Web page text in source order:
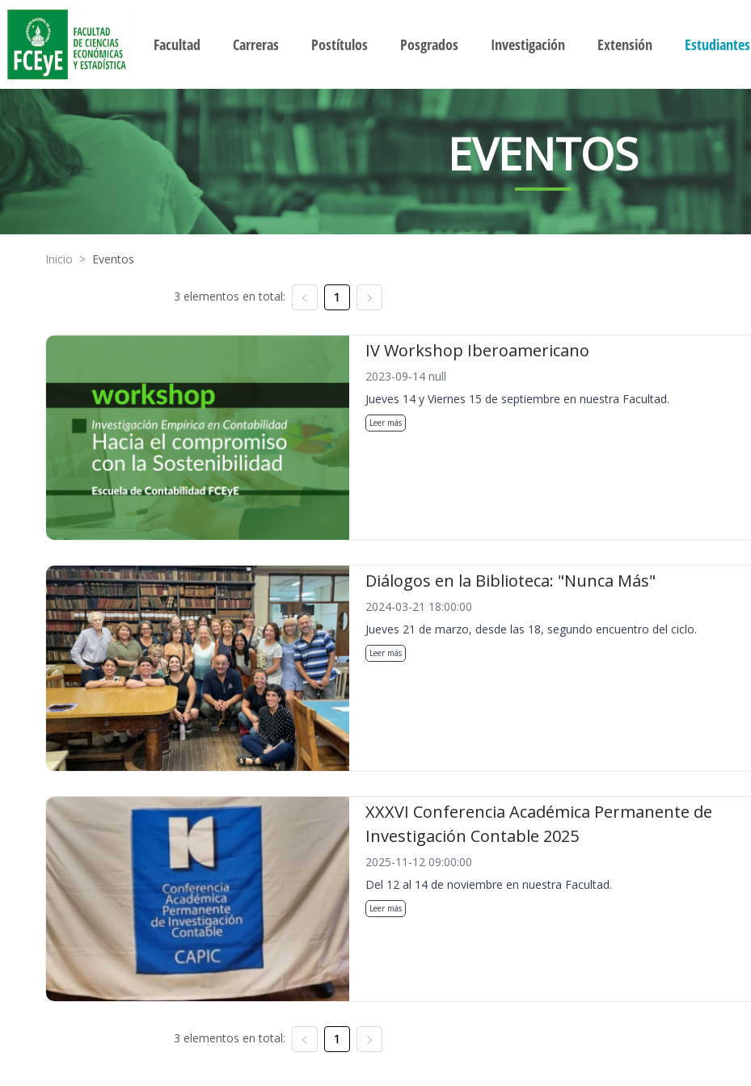
Facultad Carreras Postítulos Posgrados Investigación Extensión Estudiantes
EVENTOS
Inicio > Eventos
3 elementos en total: 1
IV Workshop Iberoamericano
2023-09-14 null
Jueves 14 y Viernes 15 de septiembre en nuestra Facultad.
Leer más
Diálogos en la Biblioteca: "Nunca Más"
2024-03-21 18:00:00
Jueves 21 de marzo, desde las 18, segundo encuentro del ciclo.
Leer más
XXXVI Conferencia Académica Permanente de
Investigación Contable 2025
2025-11-12 09:00:00
Del 12 al 14 de noviembre en nuestra Facultad.
Leer más
3 elementos en total: 1